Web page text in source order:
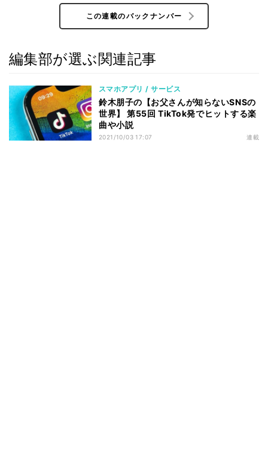
この連載のバックナンバー
編集部が選ぶ関連記事
スマホアプリ / サービス
鈴木朋子の【お父さんが知らないSNSの
世界】 第55回 TikTok発でヒットする楽
曲や小説
2021/10/03 17:07 連載